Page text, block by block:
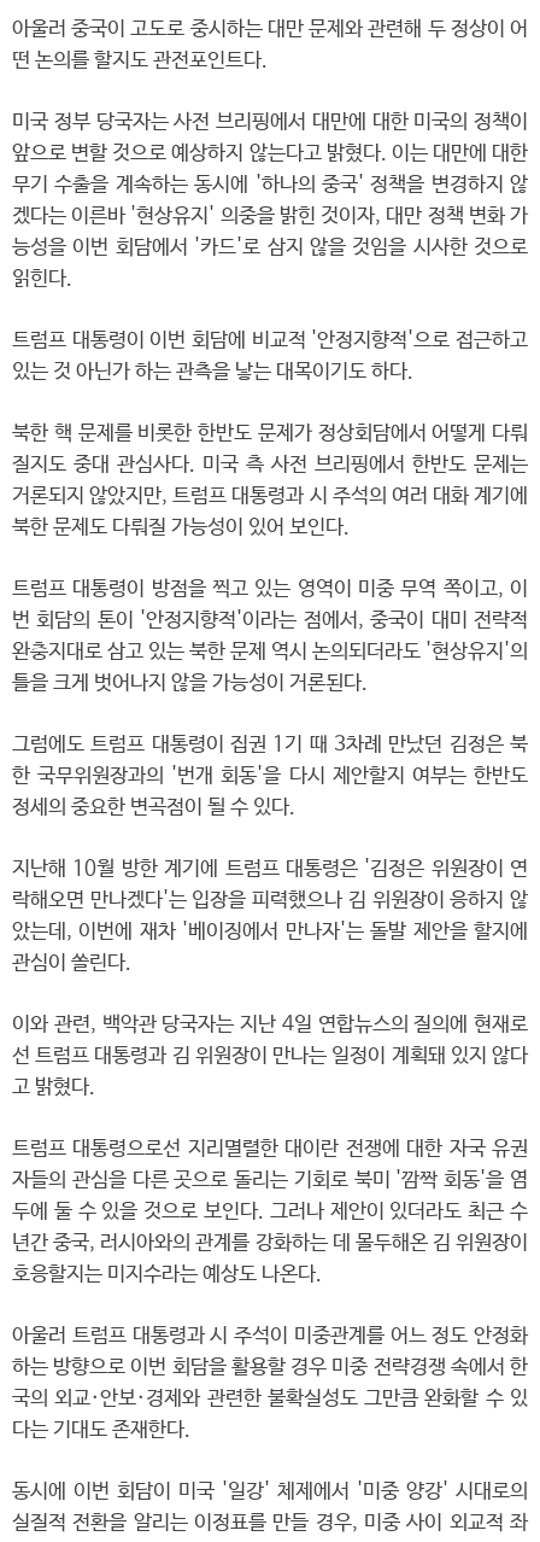
아울러 중국이 고도로 중시하는 대만 문제와 관련해 두 정상이 어
떤 논의를 할지도 관전포인트다.
미국 정부 당국자는 사전 브리핑에서 대만에 대한 미국의 정책이
앞으로 변할 것으로 예상하지 않는다고 밝혔다. 이는 대만에 대한
무기 수출을 계속하는 동시에 '하나의 중국' 정책을 변경하지 않
겠다는 이른바 '현상유지' 의중을 밝힌 것이자, 대만 정책 변화 가
능성을 이번 회담에서 '카드'로 삼지 않을 것임을 시사한 것으로
읽힌다.
트럼프 대통령이 이번 회담에 비교적 '안정지향적'으로 접근하고
있는 것 아닌가 하는 관측을 낳는 대목이기도 하다.
북한 핵 문제를 비롯한 한반도 문제가 정상회담에서 어떻게 다뤄
질지도 중대 관심사다. 미국 측 사전 브리핑에서 한반도 문제는
거론되지 않았지만, 트럼프 대통령과 시 주석의 여러 대화 계기에
북한 문제도 다뤄질 가능성이 있어 보인다.
트럼프 대통령이 방점을 찍고 있는 영역이 미중 무역 쪽이고, 이
번 회담의 톤이 '안정지향적'이라는 점에서, 중국이 대미 전략적
완충지대로 삼고 있는 북한 문제 역시 논의되더라도 '현상유지'의
틀을 크게 벗어나지 않을 가능성이 거론된다.
그럼에도 트럼프 대통령이 집권 1기 때 3차례 만났던 김정은 북
한 국무위원장과의 '번개 회동'을 다시 제안할지 여부는 한반도
정세의 중요한 변곡점이 될 수 있다.
지난해 10월 방한 계기에 트럼프 대통령은 '김정은 위원장이 연
락해오면 만나겠다'는 입장을 피력했으나 김 위원장이 응하지 않
았는데, 이번에 재차 '베이징에서 만나자'는 돌발 제안을 할지에
관심이 쏠린다.
이와 관련, 백악관 당국자는 지난 4일 연합뉴스의 질의에 현재로
선 트럼프 대통령과 김 위원장이 만나는 일정이 계획돼 있지 않다
고 밝혔다.
트럼프 대통령으로선 지리멸렬한 대이란 전쟁에 대한 자국 유권
자들의 관심을 다른 곳으로 돌리는 기회로 북미 '깜짝 회동'을 염
두에 둘 수 있을 것으로 보인다. 그러나 제안이 있더라도 최근 수
년간 중국, 러시아와의 관계를 강화하는 데 몰두해온 김 위원장이
호응할지는 미지수라는 예상도 나온다.
아울러 트럼프 대통령과 시 주석이 미중관계를 어느 정도 안정화
하는 방향으로 이번 회담을 활용할 경우 미중 전략경쟁 속에서 한
국의 외교·안보·경제와 관련한 불확실성도 그만큼 완화할 수 있
다는 기대도 존재한다.
동시에 이번 회담이 미국 '일강' 체제에서 '미중 양강' 시대로의
실질적 전환을 알리는 이정표를 만들 경우, 미중 사이 외교적 좌